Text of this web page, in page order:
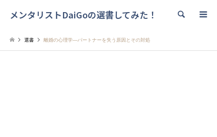
メンタリストDaiGoの選書してみた！ 検索
選書 離婚の心理学―パートナーを失う原因とその対処